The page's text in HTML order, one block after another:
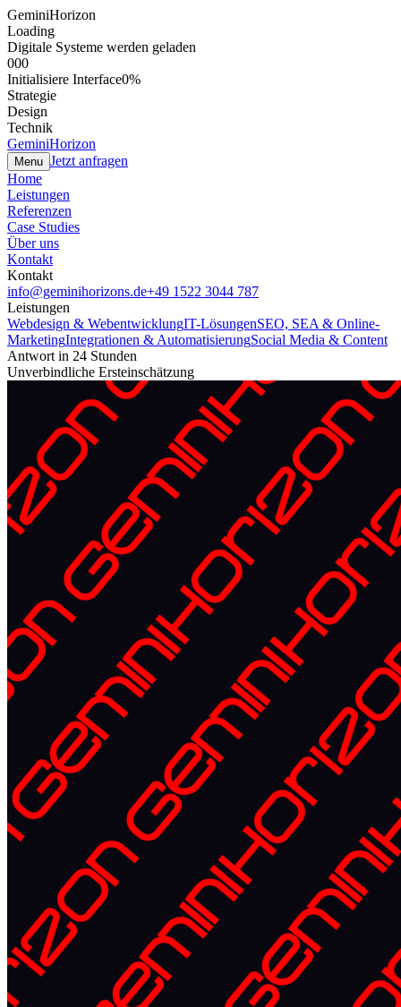
GeminiHorizon
Loading
Digitale Systeme werden geladen
000
Initialisiere Interface0%
Strategie
Design
Technik
GeminiHorizon
Menu Jetzt anfragen
Home
Leistungen
Referenzen
Case Studies
Über uns
Kontakt
Kontakt
info@geminihorizons.de+49 1522 3044 787
Leistungen
Webdesign & WebentwicklungIT-LösungenSEO, SEA & Online-
MarketingIntegrationen & AutomatisierungSocial Media & Content
Antwort in 24 Stunden
Unverbindliche Ersteinschätzung